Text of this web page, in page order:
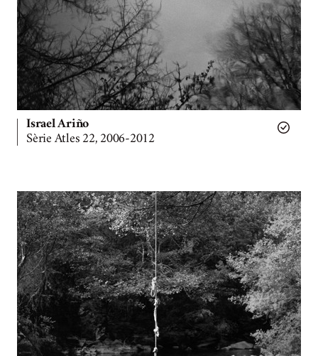
Israel Ariño
Sèrie Atles 22, 2006-2012